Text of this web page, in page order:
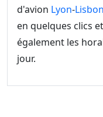
d'avion Lyon-
en quelques clics
également les
jour.